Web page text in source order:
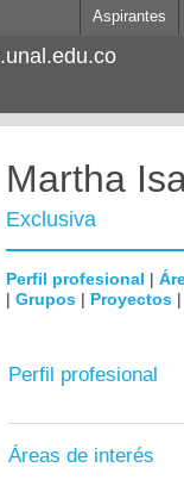
Aspirantes
Martha
Exclusiva
Perfil profesional |
| Grupos | Proyectos
Perfil profesional
Áreas de interés